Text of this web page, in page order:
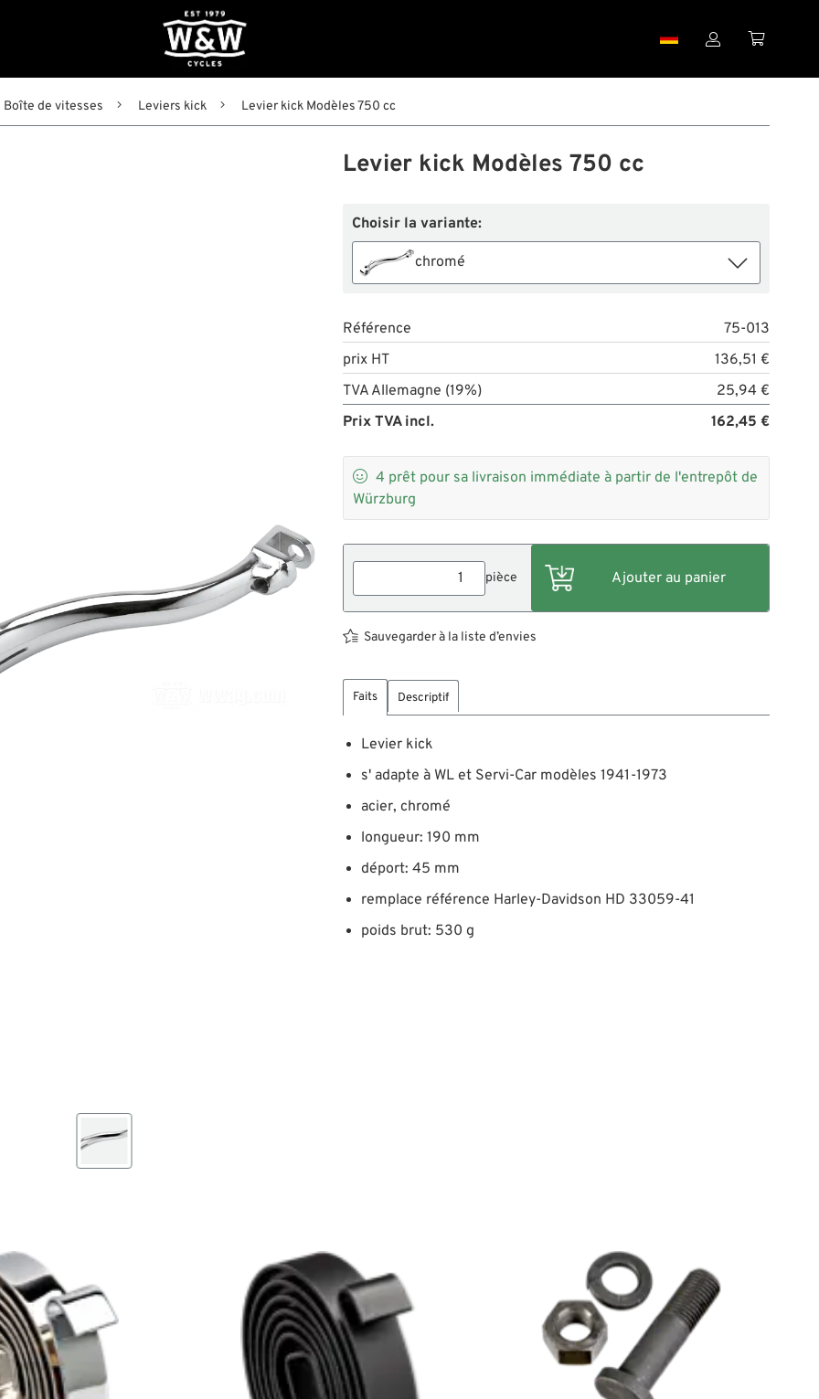
 
Boîte de vitesses Leviers kick Levier kick Modèles 750 cc
Levier kick Modèles 750 cc
Choisir la variante:
chromé
Référence
75-013
prix HT
136,51 €
TVA Allemagne (19%)
25,94 €
Prix TVA incl.
162,45 €
 4 prêt pour sa livraison immédiate à partir de l'entrepôt de
Würzburg
pièce
Sauvegarder à la liste d’envies
Faits Descriptif
Levier kick
s' adapte à WL et Servi-Car modèles 1941-1973
acier, chromé
longueur: 190 mm
déport: 45 mm
remplace référence Harley-Davidson HD 33059-41
poids brut: 530 g